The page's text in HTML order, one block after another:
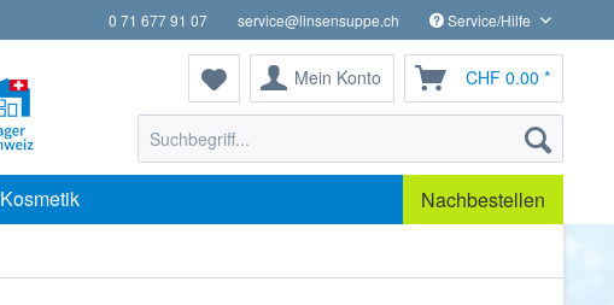
0 71 677 91 07 service@linsensuppe.ch Service/Hilfe
Mein Konto CHF 0.00 *
Kosmetik Nachbestellen